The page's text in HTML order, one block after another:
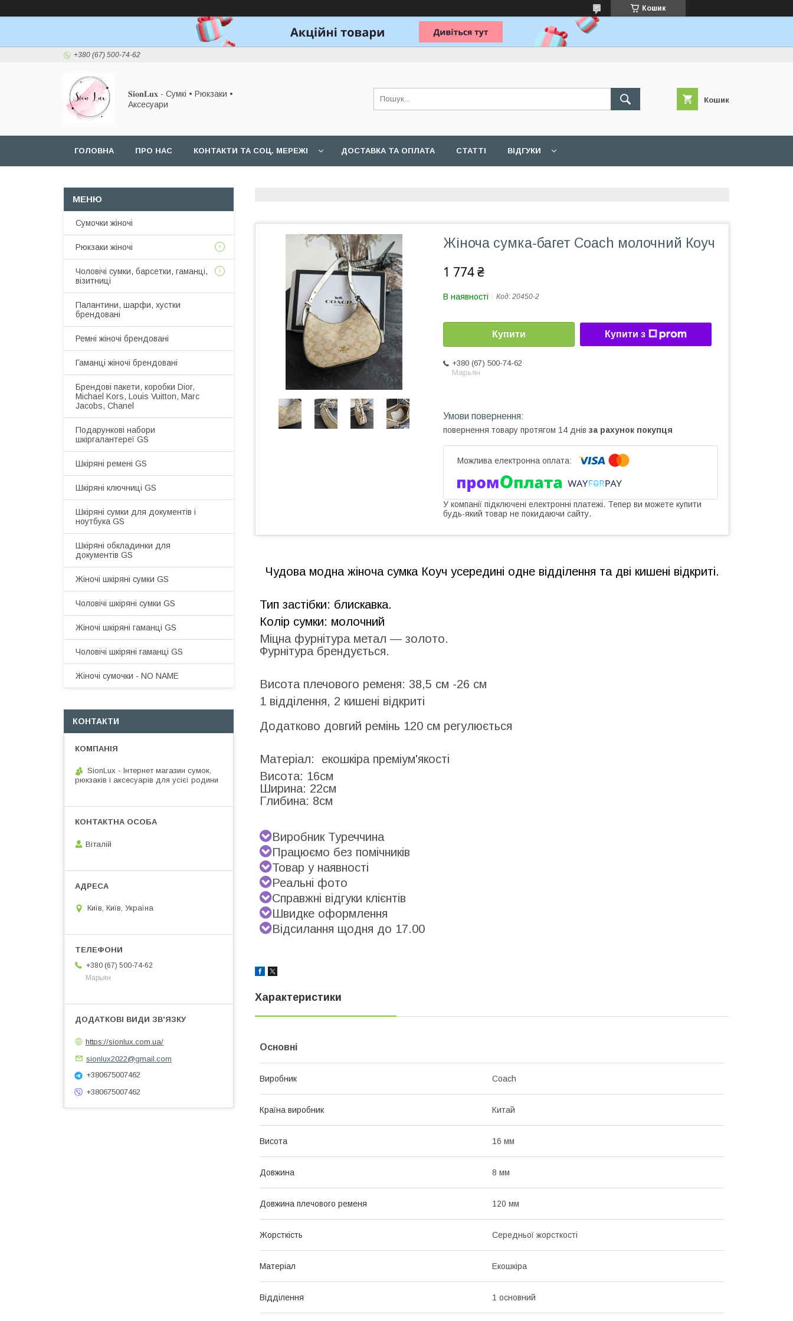
Кошик
+380 (67) 500-74-62
𝐒𝐢𝐨𝐧𝐋𝐮𝐱 - Сумкі • Рюкзаки •
Аксесуари
Кошик
ГОЛОВНА ПРО НАС КОНТАКТИ ТА СОЦ. МЕРЕЖІ ДОСТАВКА ТА ОПЛАТА СТАТТІ ВІДГУКИ
Жіноча сумка-багет Coach молочний Коуч
1 774 ₴
В наявності Код: 20450-2
Купити Купити з
+380 (67) 500-74-62
Марьян
повернення товару протягом 14 днів за рахунок покупця
У компанії підключені електронні платежі. Тепер ви можете купити
будь-який товар не покидаючи сайту.
Чудова модна жіноча сумка Коуч усередині одне відділення та дві кишені відкриті.
Тип застібки: блискавка.
Колір сумки: молочний
Міцна фурнітура метал — золото.
Фурнітура брендується.
Висота плечового ременя: 38,5 см -26 см
1 відділення, 2 кишені відкриті
Додатково довгий ремінь 120 см регулюється
Матеріал: екошкіра преміум'якості
Висота: 16см
Ширина: 22см
Глибина: 8см
Виробник Туреччина
Працюємо без помічників
Товар у наявності
Реальні фото
Справжні відгуки клієнтів
Швидке оформлення
Відсилання щодня до 17.00
Характеристики
Основні
Виробник Coach
Країна виробник Китай
Висота 16 мм
Довжина 8 мм
Довжина плечового ременя 120 мм
Жорсткість Середньої жорсткості
Матеріал Екошкіра
Відділення 1 основний
Сумочки жіночі
Рюкзаки жіночі
Чоловічі сумки, барсетки, гаманці,
візитниці
Палантини, шарфи, хустки
брендовані
Ремні жіночі брендовані
Гаманці жіночі брендовані
Брендові пакети, коробки Dior,
Michael Kors, Louis Vuitton, Marc
Jacobs, Chanel
Подарункові набори
шкіргалантереї GS
Шкіряні ремені GS
Шкіряні ключниці GS
Шкіряні сумки для документів і
ноутбука GS
Шкіряні обкладинки для
документів GS
Жіночі шкіряні сумки GS
Чоловічі шкіряні сумки GS
Жіночі шкіряні гаманці GS
Чоловічі шкіряні гаманці GS
Жіночі сумочки - NO NAME
КОНТАКТИ
SionLux - Інтернет магазин сумок,
рюкзаків і аксесуарів для усієї родини
Віталій
Київ, Київ, Україна
+380 (67) 500-74-62
Марьян
https://sionlux.com.ua/
sionlux2022@gmail.com
+380675007462
+380675007462